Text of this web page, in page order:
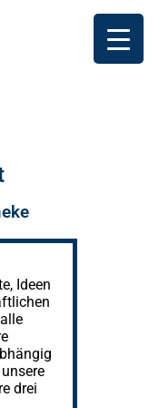
Ideen
drei